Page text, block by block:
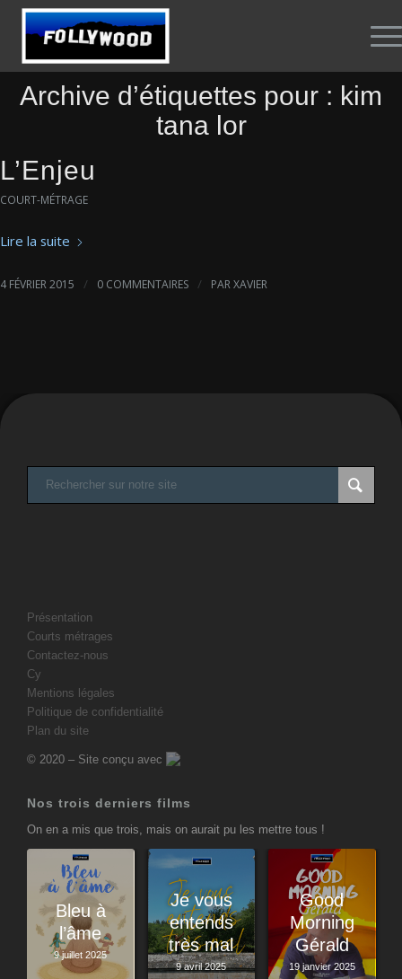
Archive d’étiquettes pour : kim
tana lor
L’Enjeu
COURT-MÉTRAGE
Lire la suite
4 FÉVRIER 2015 / 0 COMMENTAIRES / PARXAVIER
Présentation
Courts métrages
Contactez-nous
Cy
Mentions légales
Politique de confidentialité
Plan du site
© 2020 – Site conçu avec
Nos trois derniers films
On en a mis que trois, mais on aurait pu les mettre tous !
Bleu à
l’âme
9 juillet 2025
Je vous
entends
très mal
9 avril 2025
Good
Morning
Gérald
19 janvier 2025